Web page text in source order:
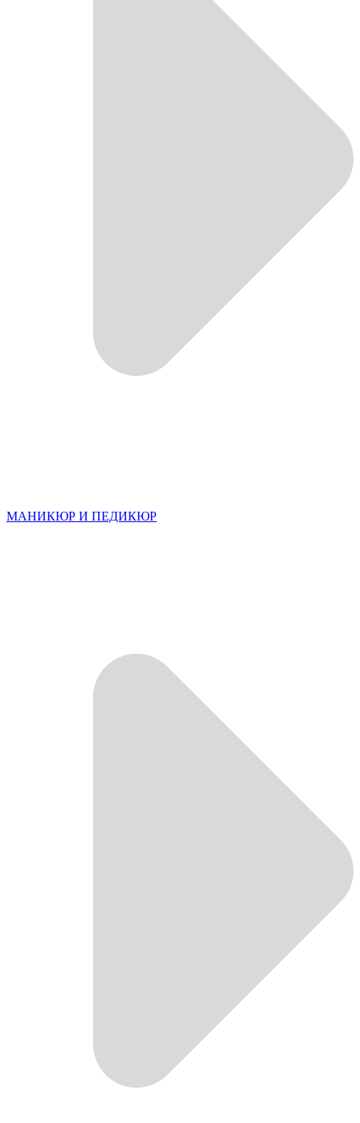
МАНИКЮР И ПЕДИКЮР